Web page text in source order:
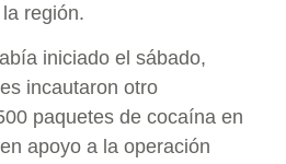
región.
iniciado el sábado,
incautaron otro
paquetes de cocaína en
apoyo a la operación